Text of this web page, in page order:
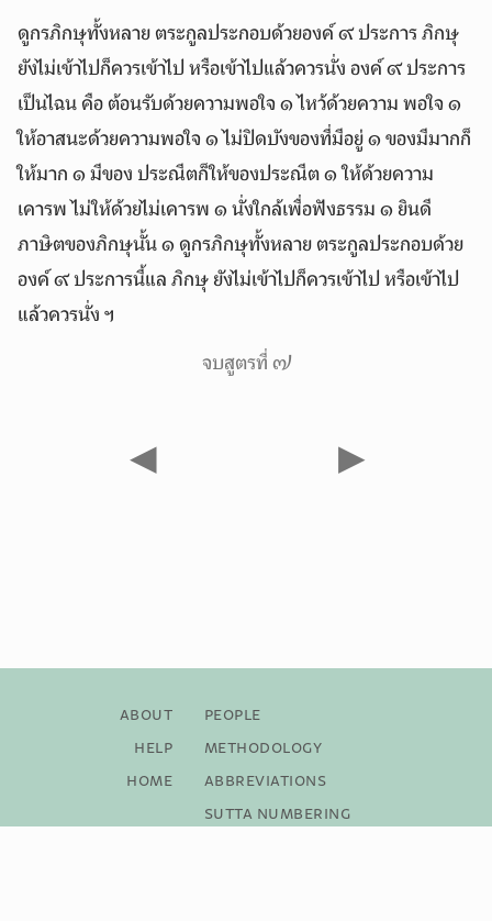
ดูกรภิกษุทั้งหลาย ตระกูลประกอบด้วยองค์ ๙ ประการ ภิกษุ
ยังไม่เข้าไปก็ควรเข้าไป หรือเข้าไปแล้วควรนั่ง องค์ ๙ ประการ
เป็นไฉน คือ ต้อนรับด้วยความพอใจ ๑ ไหว้ด้วยความ พอใจ ๑
ให้อาสนะด้วยความพอใจ ๑ ไม่ปิดบังของที่มีอยู่ ๑ ของมีมากก็
ให้มาก ๑ มีของ ประณีตก็ให้ของประณีต ๑ ให้ด้วยความ
เคารพ ไม่ให้ด้วยไม่เคารพ ๑ นั่งใกล้เพื่อฟังธรรม ๑ ยินดี
ภาษิตของภิกษุนั้น ๑ ดูกรภิกษุทั้งหลาย ตระกูลประกอบด้วย
องค์ ๙ ประการนี้แล ภิกษุ ยังไม่เข้าไปก็ควรเข้าไป หรือเข้าไป
แล้วควรนั่ง ฯ
จบสูตรที่ ๗
◀ ▶
About
Help
Home
People
Methodology
Abbreviations
Sutta Numbering